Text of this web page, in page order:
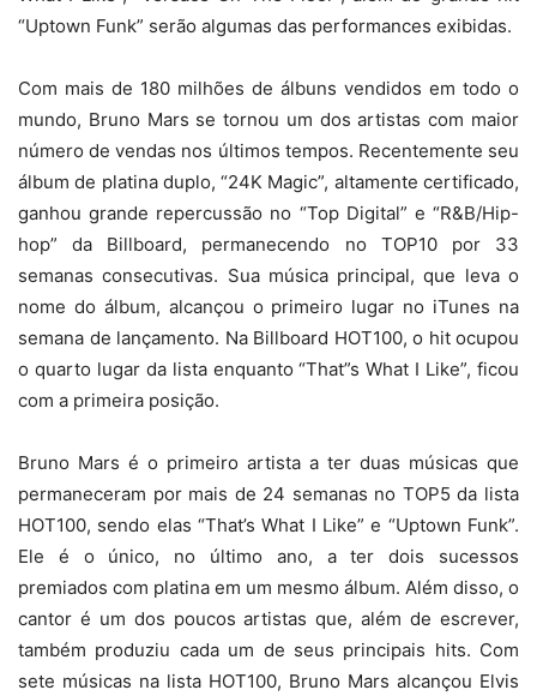
“Uptown Funk” serão algumas das performances exibidas.
Com mais de 180 milhões de álbuns vendidos em todo o
mundo, Bruno Mars se tornou um dos artistas com maior
número de vendas nos últimos tempos. Recentemente seu
álbum de platina duplo, “24K Magic”, altamente certificado,
ganhou grande repercussão no “Top Digital” e “R&B/Hip-
hop” da Billboard, permanecendo no TOP10 por 33
semanas consecutivas. Sua música principal, que leva o
nome do álbum, alcançou o primeiro lugar no iTunes na
semana de lançamento. Na Billboard HOT100, o hit ocupou
o quarto lugar da lista enquanto “That”s What I Like”, ficou
com a primeira posição.
Bruno Mars é o primeiro artista a ter duas músicas que
permaneceram por mais de 24 semanas no TOP5 da lista
HOT100, sendo elas “That’s What I Like” e “Uptown Funk”.
Ele é o único, no último ano, a ter dois sucessos
premiados com platina em um mesmo álbum. Além disso, o
cantor é um dos poucos artistas que, além de escrever,
também produziu cada um de seus principais hits. Com
sete músicas na lista HOT100, Bruno Mars alcançou Elvis